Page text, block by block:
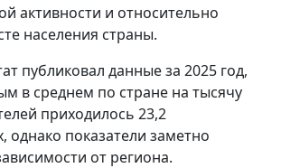
активности и относительно
населения страны.
публиковал данные за 2025 год,
в среднем по стране на тысячу
приходилось 23,2
однако показатели заметно
от региона.